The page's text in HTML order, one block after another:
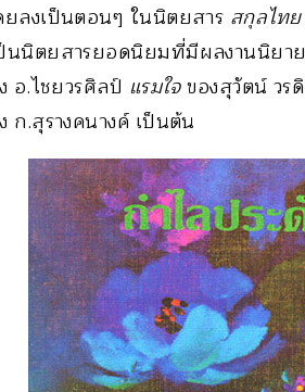
ลงเป็นตอนๆ ในนิตยสาร สกุลไทย
นิตยสารยอดนิยมที่มีผลงานนิยาย
อ.ไชยวรศิลป์ แรมใจของสุวัตน์ วร
ก.สุรางคนางค์ เป็นต้น